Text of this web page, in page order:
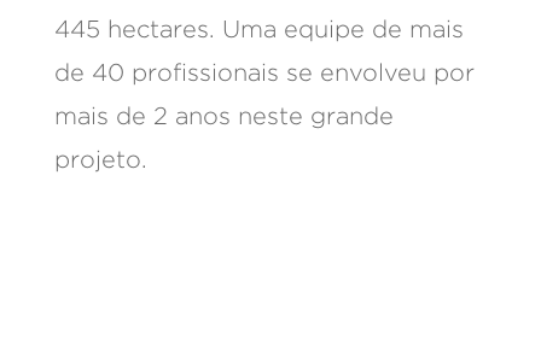
445 hectares. Uma equipe de mais
de 40 profissionais se envolveu por
mais de 2 anos neste grande
projeto.